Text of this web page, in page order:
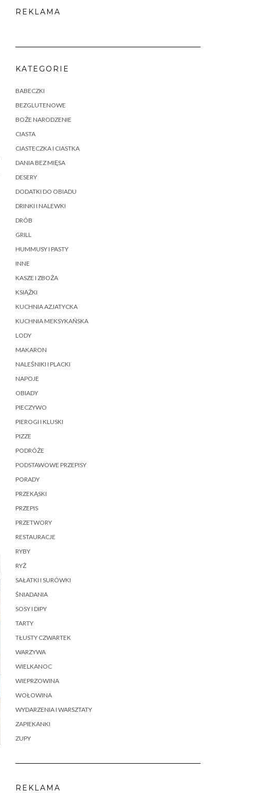
REKLAMA
KATEGORIE
BABECZKI
BEZGLUTENOWE
BOŻE NARODZENIE
CIASTA
CIASTECZKA I CIASTKA
DANIA BEZ MIĘSA
DESERY
DODATKI DO OBIADU
DRINKI I NALEWKI
DRÓB
GRILL
HUMMUSY I PASTY
INNE
KASZE I ZBOŻA
KSIĄŻKI
KUCHNIA AZJATYCKA
KUCHNIA MEKSYKAŃSKA
LODY
MAKARON
NALEŚNIKI I PLACKI
NAPOJE
OBIADY
PIECZYWO
PIEROGI I KLUSKI
PIZZE
PODRÓŻE
PODSTAWOWE PRZEPISY
PORADY
PRZEKĄSKI
PRZEPIS
PRZETWORY
RESTAURACJE
RYBY
RYŻ
SAŁATKI I SURÓWKI
ŚNIADANIA
SOSY I DIPY
TARTY
TŁUSTY CZWARTEK
WARZYWA
WIELKANOC
WIEPRZOWINA
WOŁOWINA
WYDARZENIA I WARSZTATY
ZAPIEKANKI
ZUPY
REKLAMA